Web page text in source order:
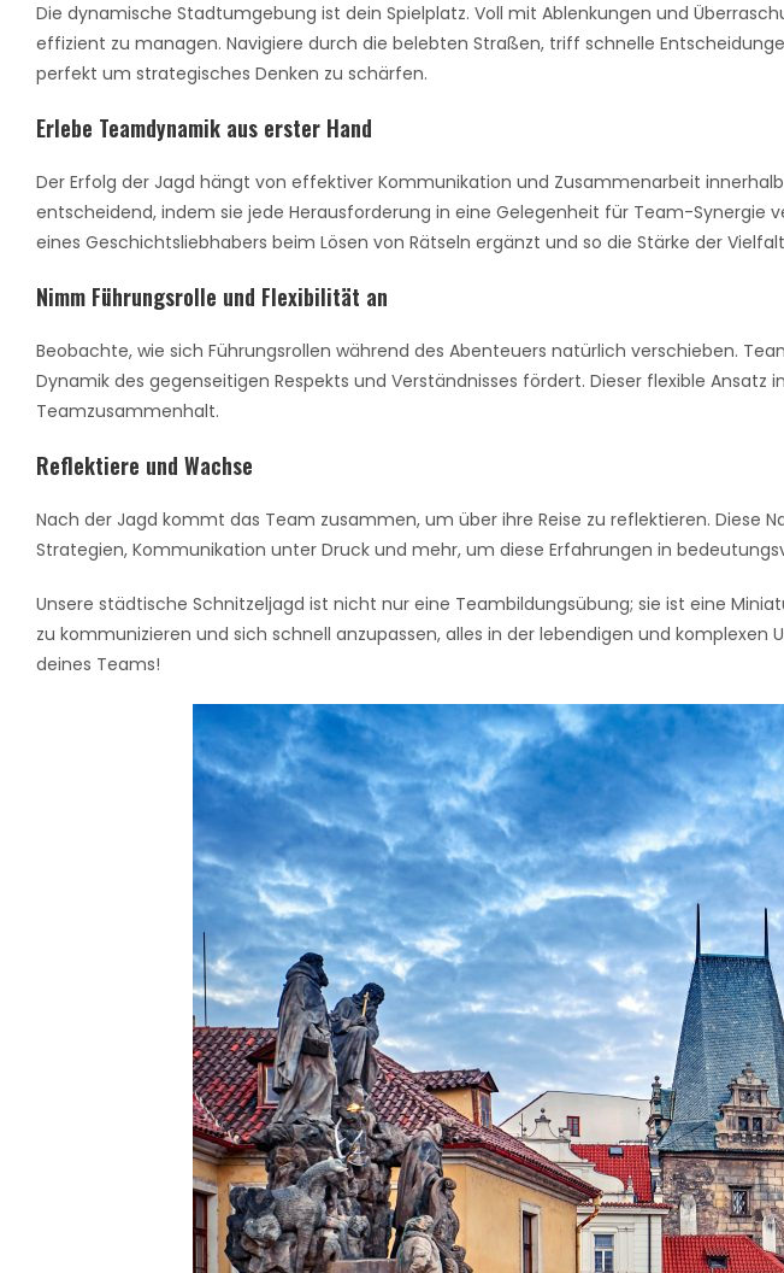
Die dynamische Stadtumgebung ist dein Spielplatz. Voll mit Ablenkungen und
effizient zu managen. Navigiere durch die belebten Straßen, triff schnelle
perfekt um strategisches Denken zu schärfen.
Erlebe Teamdynamik aus erster Hand
Der Erfolg der Jagd hängt von effektiver Kommunikation und Zusammenarbeit
entscheidend, indem sie jede Herausforderung in eine Gelegenheit für Team-Synergie
eines Geschichtsliebhabers beim Lösen von Rätseln ergänzt und so die Stärke der
Nimm Führungsrolle und Flexibilität an
Beobachte, wie sich Führungsrollen während des Abenteuers natürlich verschieben.
Dynamik des gegenseitigen Respekts und Verständnisses fördert. Dieser flexible
Teamzusammenhalt.
Reflektiere und Wachse
Nach der Jagd kommt das Team zusammen, um über ihre Reise zu reflektieren. Diese
Strategien, Kommunikation unter Druck und mehr, um diese Erfahrungen in
Unsere städtische Schnitzeljagd ist nicht nur eine Teambildungsübung; sie ist eine
zu kommunizieren und sich schnell anzupassen, alles in der lebendigen und
deines Teams!